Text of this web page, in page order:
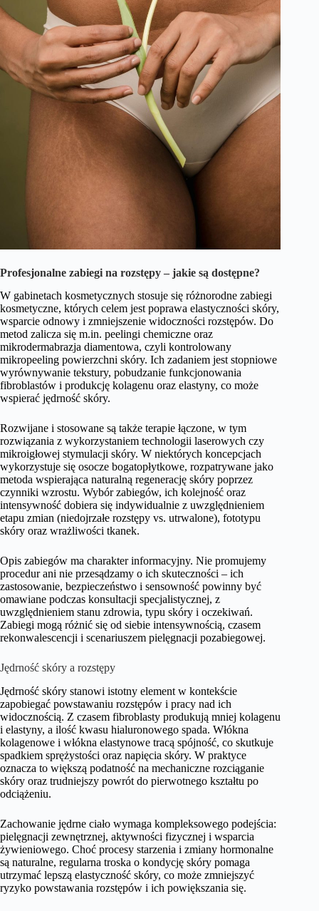
Profesjonalne zabiegi na rozstępy – jakie są dostępne?
W gabinetach kosmetycznych stosuje się różnorodne zabiegi
kosmetyczne, których celem jest poprawa elastyczności skóry,
wsparcie odnowy i zmniejszenie widoczności rozstępów. Do
metod zalicza się m.in. peelingi chemiczne oraz
mikrodermabrazja diamentowa, czyli kontrolowany
mikropeeling powierzchni skóry. Ich zadaniem jest stopniowe
wyrównywanie tekstury, pobudzanie funkcjonowania
fibroblastów i produkcję kolagenu oraz elastyny, co może
wspierać jędrność skóry.
Rozwijane i stosowane są także terapie łączone, w tym
rozwiązania z wykorzystaniem technologii laserowych czy
mikroigłowej stymulacji skóry. W niektórych koncepcjach
wykorzystuje się osocze bogatopłytkowe, rozpatrywane jako
metoda wspierająca naturalną regenerację skóry poprzez
czynniki wzrostu. Wybór zabiegów, ich kolejność oraz
intensywność dobiera się indywidualnie z uwzględnieniem
etapu zmian (niedojrzałe rozstępy vs. utrwalone), fototypu
skóry oraz wrażliwości tkanek.
Opis zabiegów ma charakter informacyjny. Nie promujemy
procedur ani nie przesądzamy o ich skuteczności – ich
zastosowanie, bezpieczeństwo i sensowność powinny być
omawiane podczas konsultacji specjalistycznej, z
uwzględnieniem stanu zdrowia, typu skóry i oczekiwań.
Zabiegi mogą różnić się od siebie intensywnością, czasem
rekonwalescencji i scenariuszem pielęgnacji pozabiegowej.
Jędrność skóry a rozstępy
Jędrność skóry stanowi istotny element w kontekście
zapobiegać powstawaniu rozstępów i pracy nad ich
widocznością. Z czasem fibroblasty produkują mniej kolagenu
i elastyny, a ilość kwasu hialuronowego spada. Włókna
kolagenowe i włókna elastynowe tracą spójność, co skutkuje
spadkiem sprężystości oraz napięcia skóry. W praktyce
oznacza to większą podatność na mechaniczne rozciąganie
skóry oraz trudniejszy powrót do pierwotnego kształtu po
odciążeniu.
Zachowanie jędrne ciało wymaga kompleksowego podejścia:
pielęgnacji zewnętrznej, aktywności fizycznej i wsparcia
żywieniowego. Choć procesy starzenia i zmiany hormonalne
są naturalne, regularna troska o kondycję skóry pomaga
utrzymać lepszą elastyczność skóry, co może zmniejszyć
ryzyko powstawania rozstępów i ich powiększania się.